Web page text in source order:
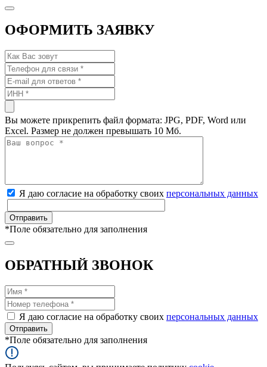
ОФОРМИТЬ ЗАЯВКУ
Вы можете прикрепить файл формата: JPG, PDF, Word или
Excel. Размер не должен превышать 10 Мб.
Я даю согласие на обработку своих персональных данных
*Поле обязательно для заполнения
ОБРАТНЫЙ ЗВОНОК
Я даю согласие на обработку своих персональных данных
*Поле обязательно для заполнения